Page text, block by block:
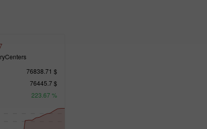
76838.71 $
76445.7 $
223.67 %